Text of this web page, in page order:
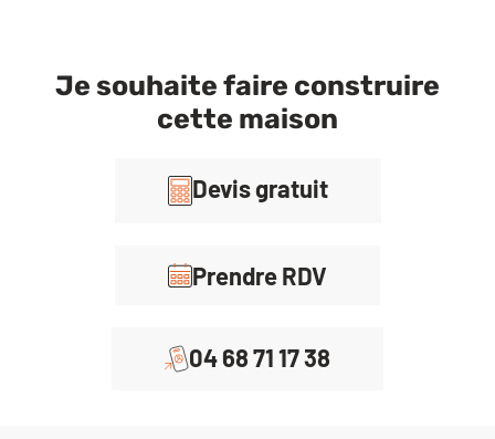
Je souhaite faire construire
cette maison
Devis gratuit
Prendre RDV
04 68 71 17 38